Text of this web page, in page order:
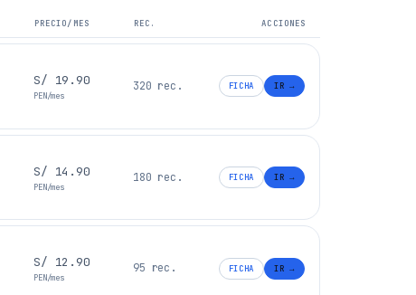
PRECIO/MES REC. ACCIONES
S/ 19.90
PEN/mes
320 rec. FICHA IR →
S/ 14.90
PEN/mes
180 rec. FICHA IR →
S/ 12.90
PEN/mes
95 rec. FICHA IR →